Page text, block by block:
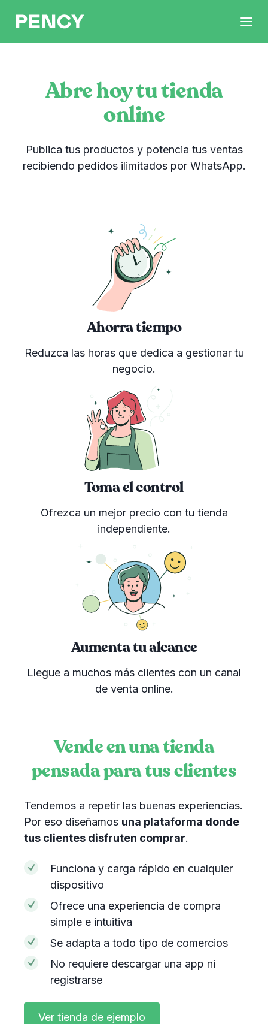
Abre hoy tu tienda
online
Publica tus productos y potencia tus ventas
recibiendo pedidos ilimitados por WhatsApp.
Ahorra tiempo
Reduzca las horas que dedica a gestionar tu
negocio.
Toma el control
Ofrezca un mejor precio con tu tienda
independiente.
Aumenta tu alcance
Llegue a muchos más clientes con un canal
de venta online.
Vende en una tienda
pensada para tus clientes
Tendemos a repetir las buenas experiencias.
Por eso diseñamos una plataforma donde
tus clientes disfruten comprar.
Funciona y carga rápido en cualquier
dispositivo
Ofrece una experiencia de compra
simple e intuitiva
Se adapta a todo tipo de comercios
No requiere descargar una app ni
registrarse
Ver tienda de ejemplo